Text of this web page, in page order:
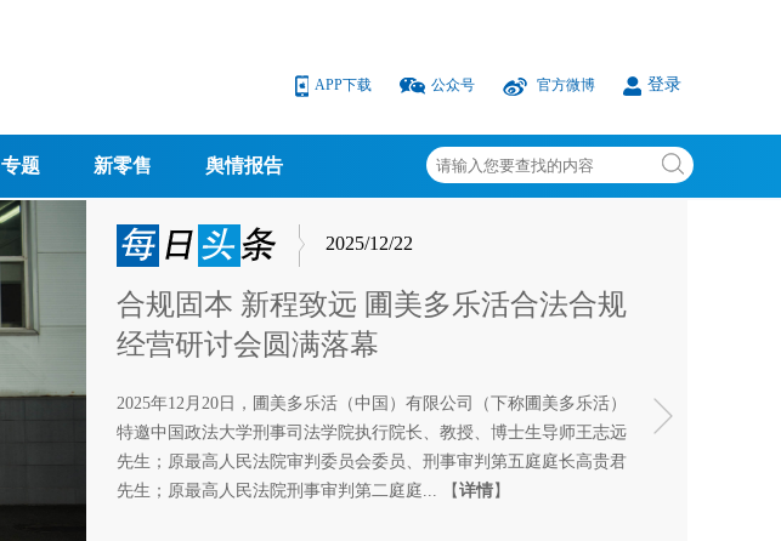
APP下载 公众号 官方微博 登录
专题 新零售 舆情报告
2025/12/22
合规固本 新程致远 圃美多乐活合法合规
经营研讨会圆满落幕
2025年12月20日，圃美多乐活（中国）有限公司（下称圃美多乐活）
特邀中国政法大学刑事司法学院执行院长、教授、博士生导师王志远
先生；原最高人民法院审判委员会委员、刑事审判第五庭庭长高贵君
先生；原最高人民法院刑事审判第二庭庭...
【详情】